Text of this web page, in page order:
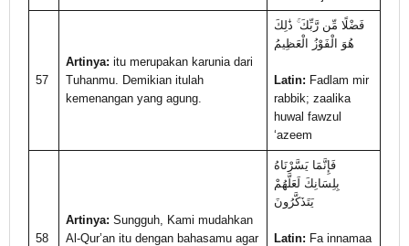
57
Artinya: itu merupakan karunia dari
Tuhanmu. Demikian itulah
kemenangan yang agung.
فَضْلًا مِّن رَّبِّكَ ۚ ذَٰلِكَ
هُوَ الْفَوْزُ الْعَظِيمُ
Latin: Fadlam mir
rabbik; zaalika
huwal fawzul
‘azeem
58
Artinya: Sungguh, Kami mudahkan
Al-Qur’an itu dengan bahasamu agar
فَإِنَّمَا يَسَّرْنَاهُ
بِلِسَانِكَ لَعَلَّهُمْ
يَتَذَكَّرُونَ
Latin: Fa innamaa